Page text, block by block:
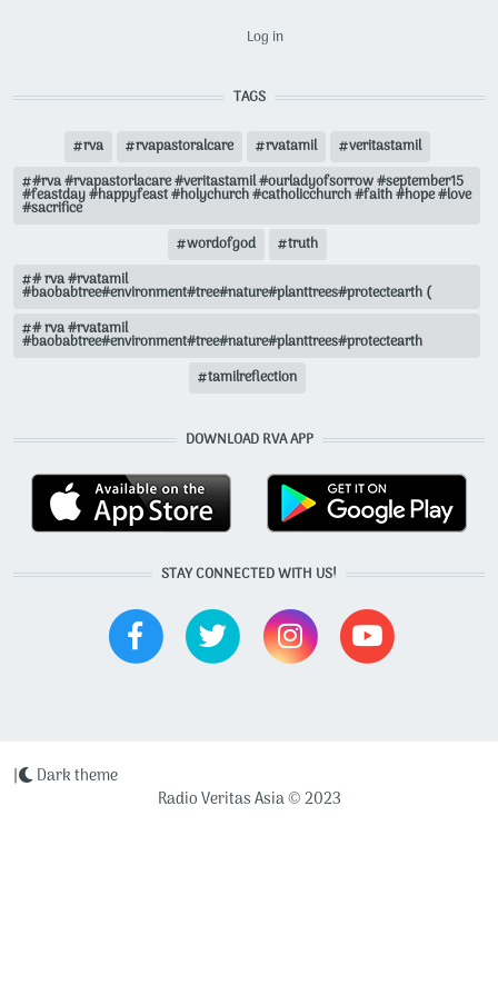
Log in
TAGS
rva rvapastoralcare rvatamil
veritastamil
#rva #rvapastorlacare #veritastamil #ourladyofsorrow #september15
#feastday #happyfeast #holychurch #catholicchurch #faith #hope #love
#sacrifice
wordofgod
truth
# rva #rvatamil
#baobabtree#environment#tree#nature#planttrees#protectearth (
# rva #rvatamil
#baobabtree#environment#tree#nature#planttrees#protectearth
tamilreflection
DOWNLOAD RVA APP
STAY CONNECTED WITH US!
Radio Veritas Asia © 2023
| Dark theme